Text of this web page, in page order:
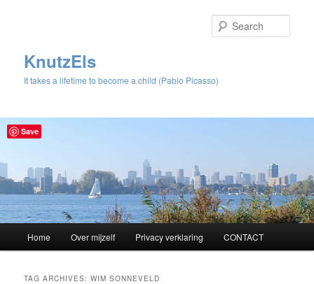
KnutzEls
It takes a lifetime to become a child (Pablo Picasso)
Skip
Skip
Home Over mijzelf Privacy verklaring CONTACT
TAG ARCHIVES:WIM SONNEVELD
Save